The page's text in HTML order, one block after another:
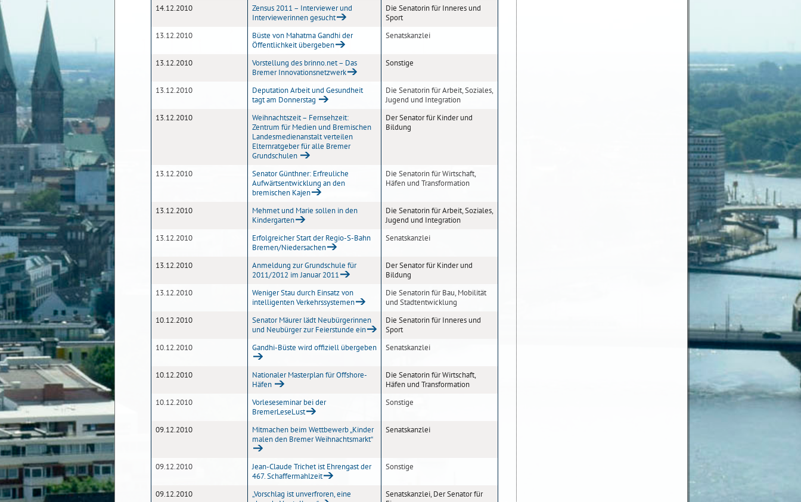
14.12.2010
Zensus 2011 – Interviewer und
Interviewerinnen gesucht
Die Senatorin für Inneres und
Sport
13.12.2010
Büste von Mahatma Gandhi der
Öffentlichkeit übergeben
Senatskanzlei
13.12.2010
Vorstellung des brinno.net – Das
Bremer Innovationsnetzwerk
Sonstige
13.12.2010
Deputation Arbeit und Gesundheit
tagt am Donnerstag
Die Senatorin für Arbeit, Soziales,
Jugend und Integration
13.12.2010
Weihnachtszeit – Fernsehzeit:
Zentrum für Medien und Bremischen
Landesmedienanstalt verteilen
Elternratgeber für alle Bremer
Grundschulen
Der Senator für Kinder und
Bildung
13.12.2010
Senator Günthner: Erfreuliche
Aufwärtsentwicklung an den
bremischen Kajen
Die Senatorin für Wirtschaft,
Häfen und Transformation
13.12.2010
Mehmet und Marie sollen in den
Kindergarten
Die Senatorin für Arbeit, Soziales,
Jugend und Integration
13.12.2010
Erfolgreicher Start der Regio-S-Bahn
Bremen/Niedersachen
Senatskanzlei
13.12.2010
Anmeldung zur Grundschule für
2011/2012 im Januar 2011
Der Senator für Kinder und
Bildung
13.12.2010
Weniger Stau durch Einsatz von
intelligenten Verkehrssystemen
Die Senatorin für Bau, Mobilität
und Stadtentwicklung
10.12.2010
Senator Mäurer lädt Neubürgerinnen
und Neubürger zur Feierstunde ein
Die Senatorin für Inneres und
Sport
10.12.2010
Gandhi-Büste wird offiziell übergeben Senatskanzlei
10.12.2010
Nationaler Masterplan für Offshore-
Häfen
Die Senatorin für Wirtschaft,
Häfen und Transformation
10.12.2010
Vorleseseminar bei der
BremerLeseLust
Sonstige
09.12.2010
Mitmachen beim Wettbewerb „Kinder
malen den Bremer Weihnachtsmarkt“
Senatskanzlei
09.12.2010
Jean-Claude Trichet ist Ehrengast der
467. Schaffermahlzeit
Sonstige
09.12.2010
„Vorschlag ist unverfroren, eine
Senatskanzlei, Der Senator für